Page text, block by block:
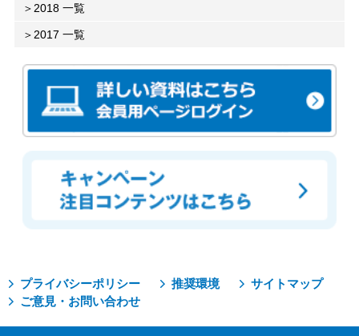
2018 一覧
2017 一覧
プライバシーポリシー 推奨環境
サイトマップ
ご意見・お問い合わせ